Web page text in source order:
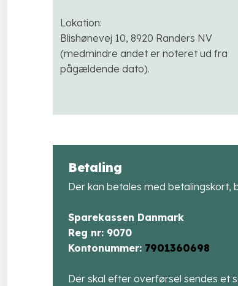
Lokation:
Blishønevej 10, 8920 Randers NV
(medmindre andet er noteret ud fra
pågældende dato).
Betaling
Der kan betales med betalingskort,
Sparekassen Danmark
​Reg nr: 9070
​Kontonummer: 7901360698
Der skal efter overførsel sendes et